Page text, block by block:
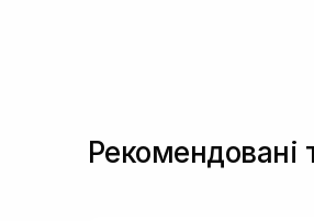
Рекомендовані